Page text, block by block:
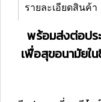
รายละเอียดสินค้า
พร้อมส่งต่อปร
เพื่อสุขอนามัยใ